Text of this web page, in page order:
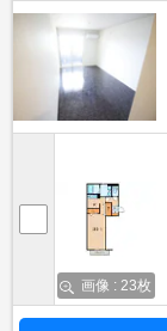
画像 : 23枚